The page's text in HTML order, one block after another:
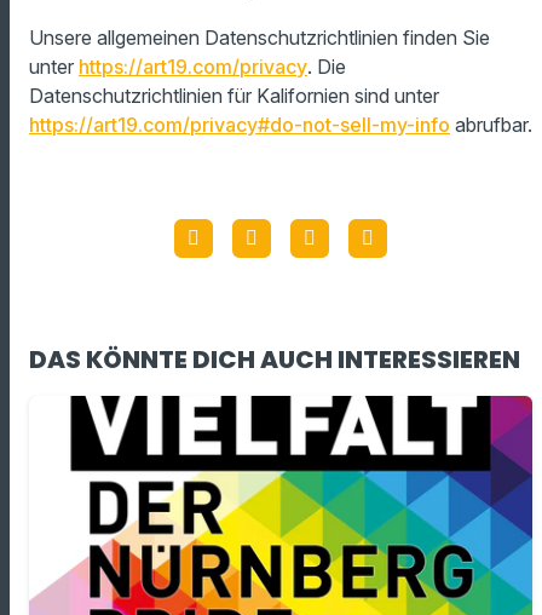
Unsere allgemeinen Datenschutzrichtlinien finden Sie
unter https://art19.com/privacy. Die
Datenschutzrichtlinien für Kalifornien sind unter
https://art19.com/privacy#do-not-sell-my-info abrufbar.
DAS KÖNNTE DICH AUCH INTERESSIEREN